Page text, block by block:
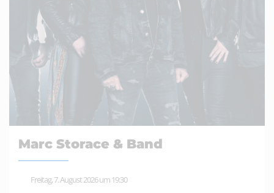
Marc Storace & Band
Freitag, 7. August 2026 um 19:30